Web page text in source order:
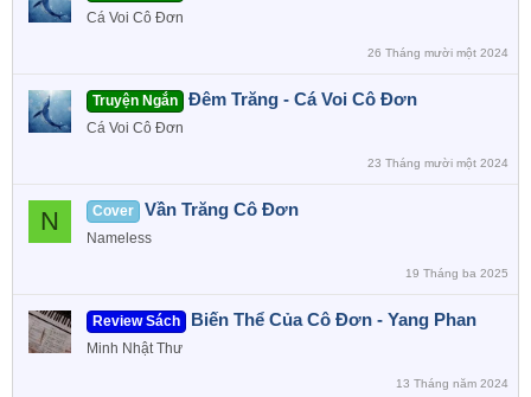
Cá Voi Cô Đơn
26 Tháng mười một 2024
Truyện Ngắn Đêm Trăng - Cá Voi Cô Đơn
Cá Voi Cô Đơn
23 Tháng mười một 2024
N Cover Vần Trăng Cô Đơn
Nameless
19 Tháng ba 2025
Review Sách Biến Thể Của Cô Đơn - Yang Phan
Minh Nhật Thư
13 Tháng năm 2024